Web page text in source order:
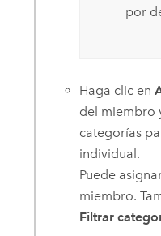
por
Haga clic en
del miembro
categorías
individual.
Puede
miembro.
Filtrar